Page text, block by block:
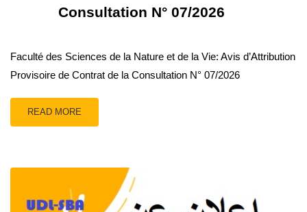
Consultation N° 07/2026
Faculté des Sciences de la Nature et de la Vie: Avis d’Attribution
Provisoire de Contrat de la Consultation N° 07/2026
READ MORE